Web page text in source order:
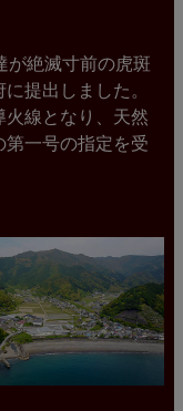
が絶滅寸前の虎斑
提出しました。
火線となり、天然
一号の指定を受